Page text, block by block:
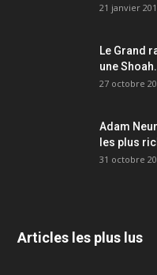
21 janvier
Le Grand
une
27 octobre
Adam
les plus
31 octobre
Articles les plus lus